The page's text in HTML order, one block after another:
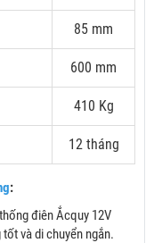
85 mm
600 mm
410 Kg
12 tháng
:
điên Ắcquy 12V
và di chuyển ngắn.